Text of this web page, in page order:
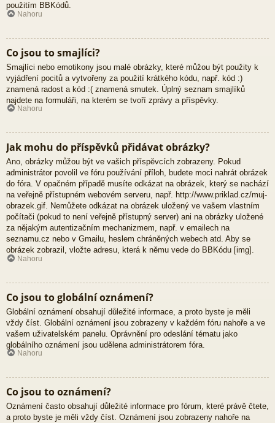
použitím BBKódů.
Nahoru
Co jsou to smajlíci?
Smajlíci nebo emotikony jsou malé obrázky, které můžou být použity k
vyjádření pocitů a vytvořeny za použití krátkého kódu, např. kód :)
znamená radost a kód :( znamená smutek. Úplný seznam smajlíků
najdete na formuláři, na kterém se tvoří zprávy a příspěvky.
Nahoru
Jak mohu do příspěvků přidávat obrázky?
Ano, obrázky můžou být ve vašich příspěvcích zobrazeny. Pokud
administrátor povolil ve fóru používání příloh, budete moci nahrát obrázek
do fóra. V opačném případě musíte odkázat na obrázek, který se nachází
na veřejně přístupném webovém serveru, např. http://www.priklad.cz/muj-
obrazek.gif. Nemůžete odkázat na obrázek uložený ve vašem vlastním
počítači (pokud to není veřejně přístupný server) ani na obrázky uložené
za nějakým autentizačním mechanizmem, např. v emailech na
seznamu.cz nebo v Gmailu, heslem chráněných webech atd. Aby se
obrázek zobrazil, vložte adresu, která k němu vede do BBKódu [img].
Nahoru
Co jsou to globální oznámení?
Globální oznámení obsahují důležité informace, a proto byste je měli
vždy číst. Globální oznámení jsou zobrazeny v každém fóru nahoře a ve
vašem uživatelském panelu. Oprávnění pro odeslání tématu jako
globálního oznámení jsou udělena administrátorem fóra.
Nahoru
Co jsou to oznámení?
Oznámení často obsahují důležité informace pro fórum, které právě čtete,
a proto byste je měli vždy číst. Oznámení jsou zobrazeny nahoře na